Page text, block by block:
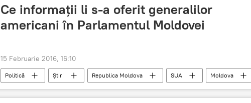
Ce informaţii li s-a oferit generalilor
americani în Parlamentul Moldovei
15 Februarie 2016, 16:10
Politică Știri Republica Moldova SUA Moldova
securitate naţională